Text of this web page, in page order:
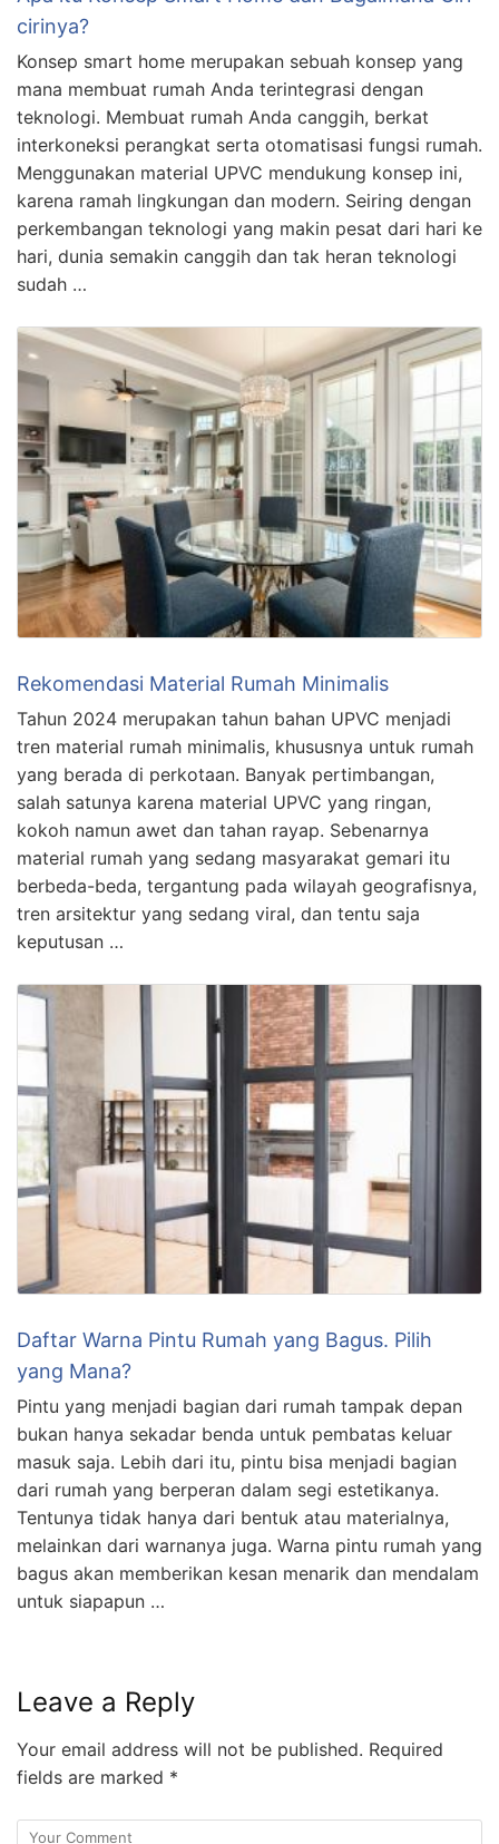
cirinya?
Konsep smart home merupakan sebuah konsep yang
mana membuat rumah Anda terintegrasi dengan
teknologi. Membuat rumah Anda canggih, berkat
interkoneksi perangkat serta otomatisasi fungsi rumah.
Menggunakan material UPVC mendukung konsep ini,
karena ramah lingkungan dan modern. Seiring dengan
perkembangan teknologi yang makin pesat dari hari ke
hari, dunia semakin canggih dan tak heran teknologi
sudah …
Rekomendasi Material Rumah Minimalis
Tahun 2024 merupakan tahun bahan UPVC menjadi
tren material rumah minimalis, khususnya untuk rumah
yang berada di perkotaan. Banyak pertimbangan,
salah satunya karena material UPVC yang ringan,
kokoh namun awet dan tahan rayap. Sebenarnya
material rumah yang sedang masyarakat gemari itu
berbeda-beda, tergantung pada wilayah geografisnya,
tren arsitektur yang sedang viral, dan tentu saja
keputusan …
Daftar Warna Pintu Rumah yang Bagus. Pilih
yang Mana?
Pintu yang menjadi bagian dari rumah tampak depan
bukan hanya sekadar benda untuk pembatas keluar
masuk saja. Lebih dari itu, pintu bisa menjadi bagian
dari rumah yang berperan dalam segi estetikanya.
Tentunya tidak hanya dari bentuk atau materialnya,
melainkan dari warnanya juga. Warna pintu rumah yang
bagus akan memberikan kesan menarik dan mendalam
untuk siapapun …
Leave a Reply
Your email address will not be published. Required
fields are marked *